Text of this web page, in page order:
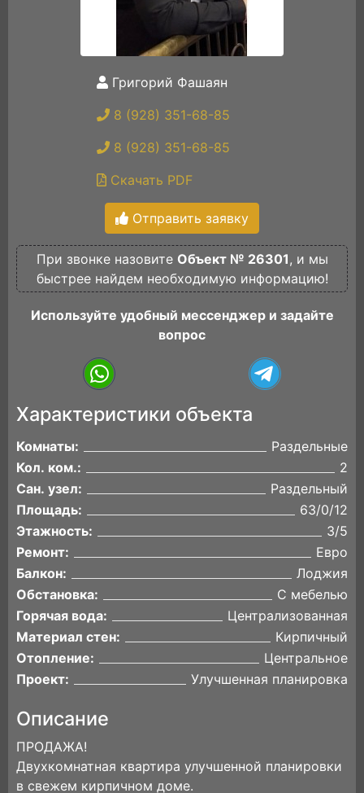
Григорий Фашаян
8 (928) 351-68-85
8 (928) 351-68-85
Скачать PDF
Отправить заявку
При звонке назовите Объект № 26301, и мы
быстрее найдем необходимую информацию!
Используйте удобный мессенджер и задайте
вопрос
Характеристики объекта
Комнаты:
Раздельные
Кол. ком.:
2
Сан. узел:
Раздельный
Площадь:
63/0/12
Этажность:
3/5
Ремонт:
Евро
Балкон:
Лоджия
Обстановка:
С мебелью
Горячая вода:
Централизованная
Материал стен:
Кирпичный
Отопление:
Центральное
Проект:
Улучшенная планировка
Описание
ПРОДАЖА!
Двухкомнатная квартира улучшенной планировки
в свежем кирпичном доме.